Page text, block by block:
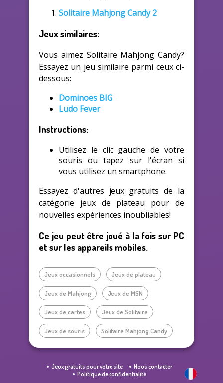
Solitaire Mahjong Candy 2
Jeux similaires:
Vous aimez Solitaire Mahjong Candy?
Essayez un jeu similaire parmi ceux ci-
dessous:
Dominoes BIG
Ludo Fever
Instructions:
Utilisez le clic gauche de votre
souris ou tapez sur l'écran si
vous utilisez un smartphone.
Essayez d'autres jeux gratuits de la
catégorie jeux de plateau pour de
nouvelles expériences inoubliables!
Ce jeu peut être joué à la fois sur PC
et sur les appareils mobiles.
Jeux occasionnels Jeux de plateau
Jeux de Mahjong Jeux de MSN
Jeux de cartes Jeux de Solitaire
Jeux de souris Solitaire Mahjong Candy
Jeux gratuits pour votre site
Nous contacter
Politique de confidentialité